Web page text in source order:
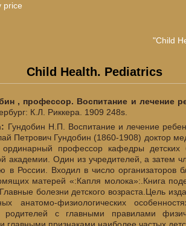
price
"Child
Child Health. Pediatrics
, профессор. Воспитание и лечение
К.Л. Риккера. 1909 248s.
Гундобин Н.П. Воспитание и лечение
Петрович Гундобин (1860-1908) доктор
ординарный профессор кафедры детских
академии. Один из учредителей, а затем
в России. Входил в число организаторов
матерей «:Капля молока»:.Книга
болезни детского возраста.Цель
анатомо-физиологических
родителей с главными правилами